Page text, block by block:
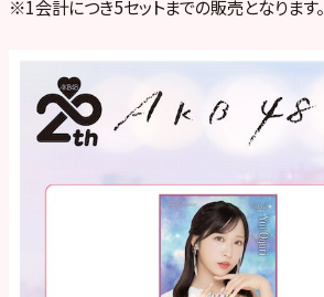
※1会計につき5セットまでの販売となります。